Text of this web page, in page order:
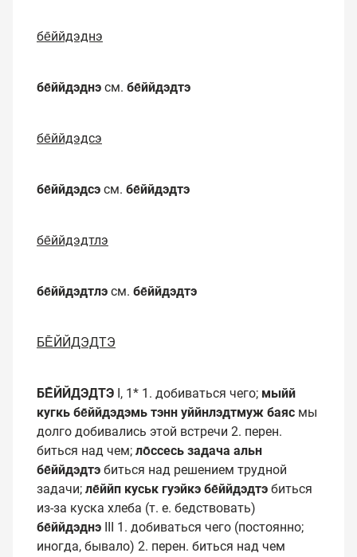
бе̄ййдэднэ
бе̄ййдэднэ см. бе̄ййдэдтэ
бе̄ййдэдсэ
бе̄ййдэдсэ см. бе̄ййдэдтэ
бе̄ййдэдтлэ
бе̄ййдэдтлэ см. бе̄ййдэдтэ
БЕ̄ЙЙДЭДТЭ
БЕ̄ЙЙДЭДТЭ I, 1* 1. добиваться чего; мыйй
кугкь бе̄ййдэдэмь тэнн уййнлэдтмуж баяс мы
долго добивались этой встречи 2. перен.
биться над чем; ло̄ссесь задача альн
бе̄ййдэдтэ биться над решением трудной
задачи; ле̄ййп куськ гуэйкэ бе̄ййдэдтэ биться
из-за куска хлеба (т. е. бедствовать)
бе̄ййдэднэ III 1. добиваться чего (постоянно;
иногда, бывало) 2. перен. биться над чем